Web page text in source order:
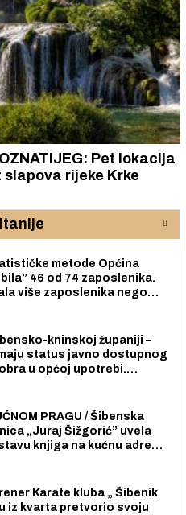
Pet lokacija
rijeke Krke
metode Općina
46 od 74 zaposlenika.
više zaposlenika nego
kninskoj županiji –
status javno dostupnog
u općoj upotrebi.
PRAGU / Šibenska
„Juraj Šižgorić” uvela
knjiga na kućnu adresu
Karate kluba „ Šibenik
iz kvarta pretvorio svoju